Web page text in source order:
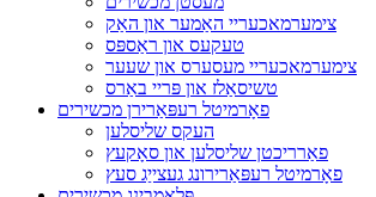
צימערמאכעריי האַמער און האַק
טעקעס און ראַספּס
צימערמאכעריי מעסערס און שעער
טשיסאַלז און פּריי באַרס
פאָרמיטל רעפּאַרירן מכשירים
העקס שליסלען
פאַרריכטן שליסלען און סאָקעץ
פאָרמיטל רעפּאַרירונג געצייַג סעץ